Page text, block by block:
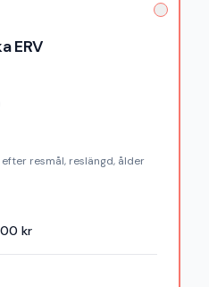
ERV
resmål, reslängd, ålder
kr